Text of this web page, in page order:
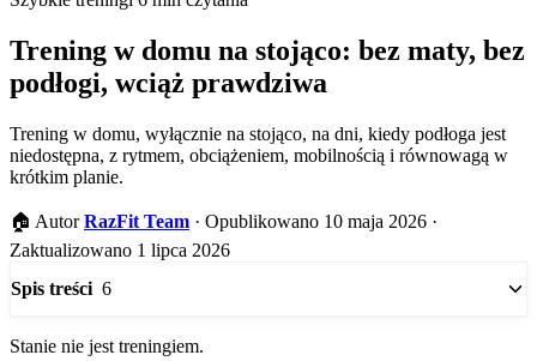
Trening w domu na stojąco: bez maty, bez
podłogi, wciąż prawdziwa
Trening w domu, wyłącznie na stojąco, na dni, kiedy podłoga jest
niedostępna, z rytmem, obciążeniem, mobilnością i równowagą w
krótkim planie.
🏠 AutorRazFit Team · Opublikowano 10 maja 2026 ·
Zaktualizowano 1 lipca 2026
Spis treści 6
Stanie nie jest treningiem.